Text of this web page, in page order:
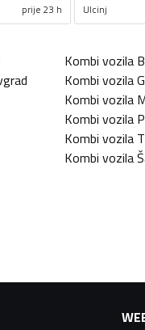
prije 23 h Ulcinj
Kombi vozila
Kombi vozila
Kombi vozila
Kombi vozila
Kombi vozila
Kombi vozila